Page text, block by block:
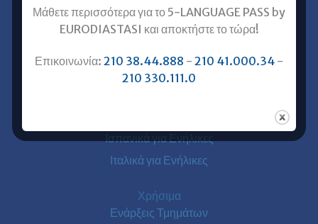
Ευρωδιάσταση Πειραιάς
Ξένες Γλώσσες για Ενήλικες
Αγγλικά για Ενήλικες
Ισπανικά για Ενήλικες
Ιταλικά για Ενήλικες
Χρήσιμα
Ενάρξεις Τμημάτων
Μάθετε περισσότερα για το 5-LANGUAGE PASS by
EURODIASTASI και αποκτήστε το τώρα!
Επικοινωνία: 210 38.44.888 - 210 41.000.34 -
210 330.111.0